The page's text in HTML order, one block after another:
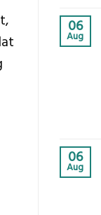
06
Aug
06
Aug